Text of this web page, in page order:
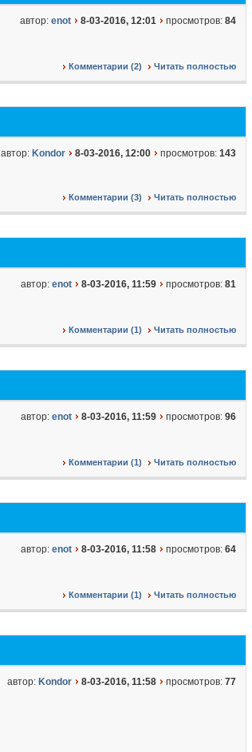
автор: enot 8-03-2016, 12:01 просмотров: 84
Комментарии (2) Читать полностью
автор: Kondor 8-03-2016, 12:00 просмотров: 143
Комментарии (3) Читать полностью
автор: enot 8-03-2016, 11:59 просмотров: 81
Комментарии (1) Читать полностью
автор: enot 8-03-2016, 11:59 просмотров: 96
Комментарии (1) Читать полностью
автор: enot 8-03-2016, 11:58 просмотров: 64
Комментарии (1) Читать полностью
автор: Kondor 8-03-2016, 11:58 просмотров: 77